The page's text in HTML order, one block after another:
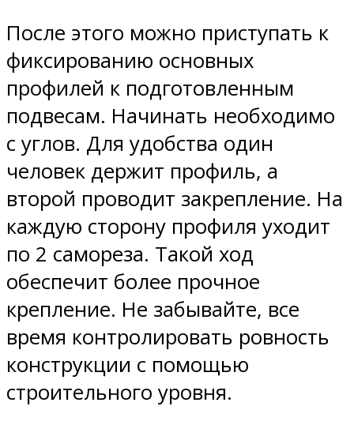
После этого можно приступать к
фиксированию основных
профилей к подготовленным
подвесам. Начинать необходимо
с углов. Для удобства один
человек держит профиль, а
второй проводит закрепление. На
каждую сторону профиля уходит
по 2 самореза. Такой ход
обеспечит более прочное
крепление. Не забывайте, все
время контролировать ровность
конструкции с помощью
строительного уровня.